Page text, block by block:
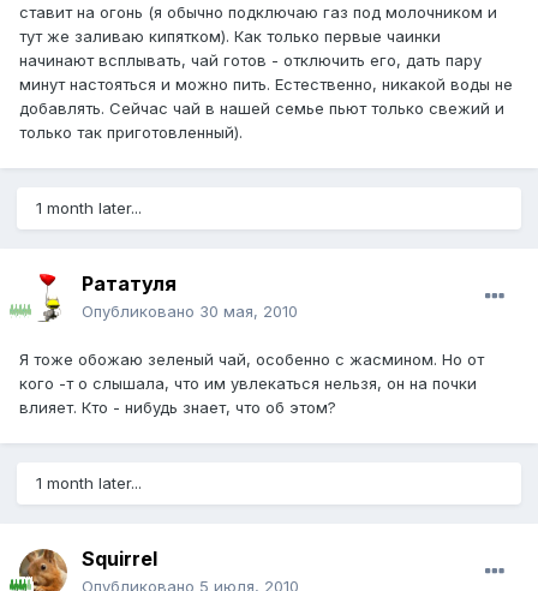
ставит на огонь (я обычно подключаю газ под молочником и
тут же заливаю кипятком). Как только первые чаинки
начинают всплывать, чай готов - отключить его, дать пару
минут настояться и можно пить. Естественно, никакой воды не
добавлять. Сейчас чай в нашей семье пьют только свежий и
только так приготовленный).
1 month later...
Рататуля
Опубликовано 30 мая, 2010
Я тоже обожаю зеленый чай, особенно с жасмином. Но от
кого -т о слышала, что им увлекаться нельзя, он на почки
влияет. Кто - нибудь знает, что об этом?
1 month later...
Squirrel
Опубликовано 5 июля, 2010